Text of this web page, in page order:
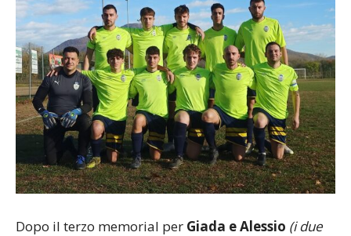
Dopo il terzo memorial per Giada e Alessio (i due